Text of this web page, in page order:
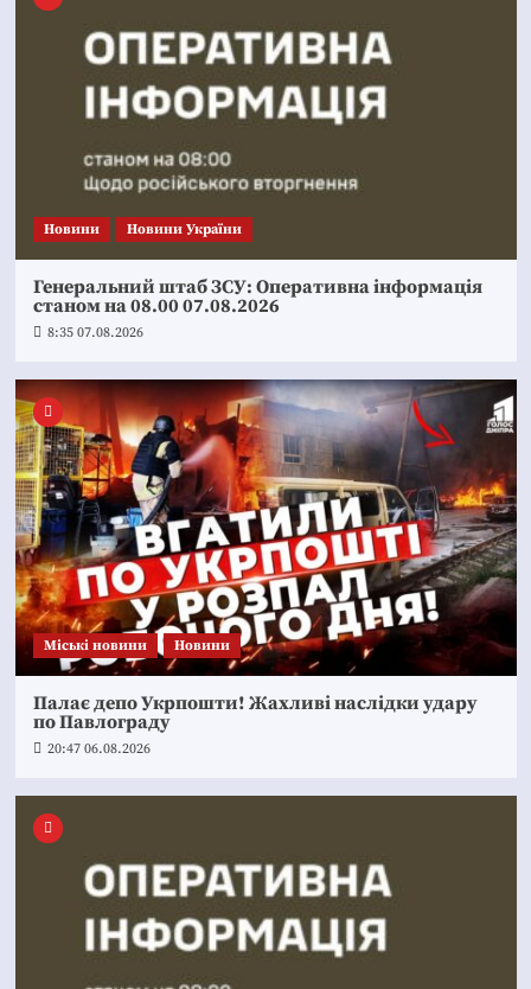
Новини Новини України
Генеральний штаб ЗСУ: Оперативна інформація
станом на 08.00 07.08.2026
8:35 07.08.2026
Mіські новини Новини
Палає депо Укрпошти! Жахливі наслідки удару
по Павлограду
20:47 06.08.2026